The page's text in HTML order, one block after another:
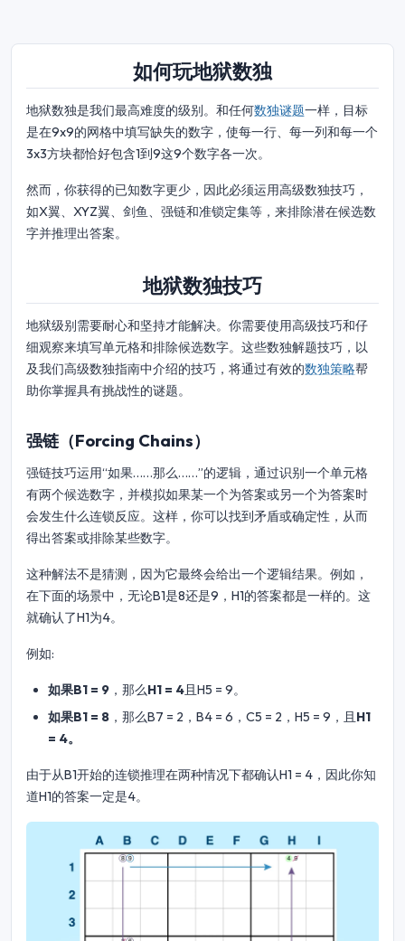
如何玩地狱数独
地狱数独是我们最高难度的级别。和任何数独谜题一样，目标
是在9x9的网格中填写缺失的数字，使每一行、每一列和每一个
3x3方块都恰好包含1到9这9个数字各一次。
然而，你获得的已知数字更少，因此必须运用高级数独技巧，
如X翼、XYZ翼、剑鱼、强链和准锁定集等，来排除潜在候选数
字并推理出答案。
地狱数独技巧
地狱级别需要耐心和坚持才能解决。你需要使用高级技巧和仔
细观察来填写单元格和排除候选数字。这些数独解题技巧，以
及我们高级数独指南中介绍的技巧，将通过有效的数独策略帮
助你掌握具有挑战性的谜题。
强链（Forcing Chains）
强链技巧运用“如果……那么……”的逻辑，通过识别一个单元格
有两个候选数字，并模拟如果某一个为答案或另一个为答案时
会发生什么连锁反应。这样，你可以找到矛盾或确定性，从而
得出答案或排除某些数字。
这种解法不是猜测，因为它最终会给出一个逻辑结果。例如，
在下面的场景中，无论B1是8还是9，H1的答案都是一样的。这
就确认了H1为4。
例如:
如果B1 = 9 ，那么H1 = 4且H5 = 9。
如果B1 = 8 ，那么B7 = 2，B4 = 6，C5 = 2，H5 = 9，且 H1
= 4。
由于从B1开始的连锁推理在两种情况下都确认H1 = 4，因此你知
道H1的答案一定是4。